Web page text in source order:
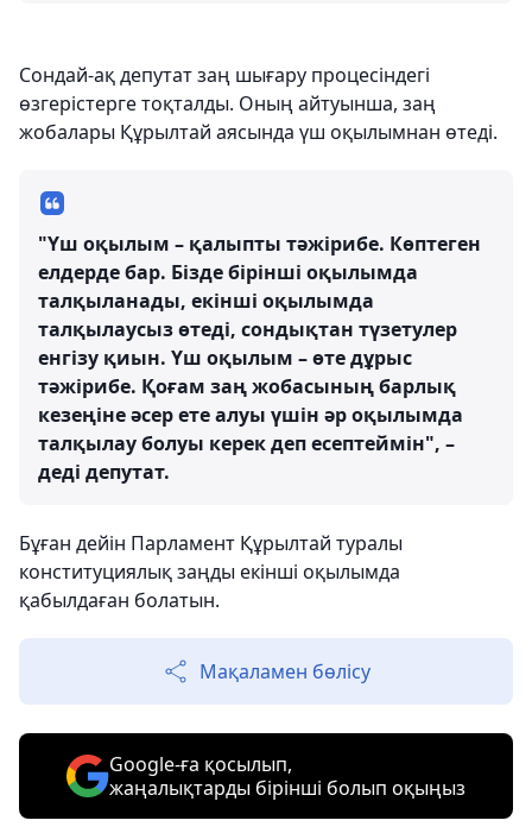
Сондай-ақ депутат заң шығару процесіндегі
өзгерістерге тоқталды. Оның айтуынша, заң
жобалары Құрылтай аясында үш оқылымнан өтеді.
"Үш оқылым – қалыпты тәжірибе. Көптеген
елдерде бар. Бізде бірінші оқылымда
талқыланады, екінші оқылымда
талқылаусыз өтеді, сондықтан түзетулер
енгізу қиын. Үш оқылым – өте дұрыс
тәжірибе. Қоғам заң жобасының барлық
кезеңіне әсер ете алуы үшін әр оқылымда
талқылау болуы керек деп есептеймін", –
деді депутат.
Бұған дейін Парламент Құрылтай туралы
конституциялық заңды екінші оқылымда
қабылдаған болатын.
Мақаламен бөлісу
Google-ға қосылып,
жаңалықтарды бірінші болып оқыңыз